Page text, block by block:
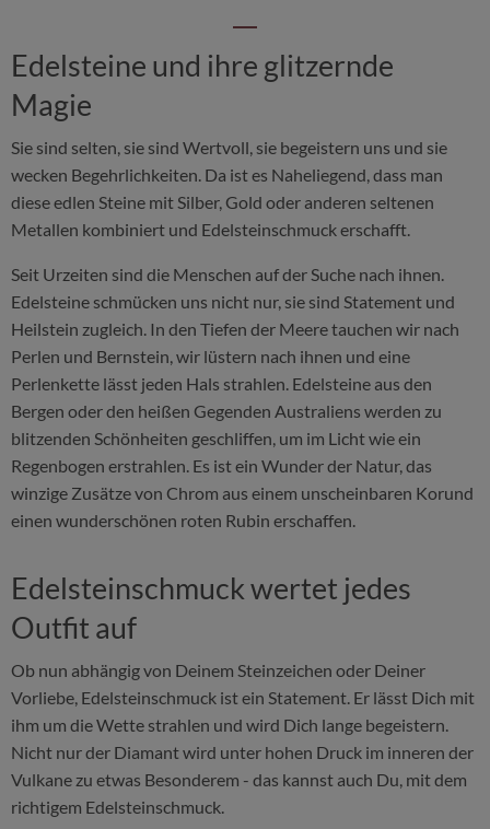
Edelsteine und ihre glitzernde
Magie
Sie sind selten, sie sind Wertvoll, sie begeistern uns und sie
wecken Begehrlichkeiten. Da ist es Naheliegend, dass man
diese edlen Steine mit Silber, Gold oder anderen seltenen
Metallen kombiniert und Edelsteinschmuck erschafft.
Seit Urzeiten sind die Menschen auf der Suche nach ihnen.
Edelsteine schmücken uns nicht nur, sie sind Statement und
Heilstein zugleich. In den Tiefen der Meere tauchen wir nach
Perlen und Bernstein, wir lüstern nach ihnen und eine
Perlenkette lässt jeden Hals strahlen. Edelsteine aus den
Bergen oder den heißen Gegenden Australiens werden zu
blitzenden Schönheiten geschliffen, um im Licht wie ein
Regenbogen erstrahlen. Es ist ein Wunder der Natur, das
winzige Zusätze von Chrom aus einem unscheinbaren Korund
einen wunderschönen roten Rubin erschaffen.
Edelsteinschmuck wertet jedes
Outfit auf
Ob nun abhängig von Deinem Steinzeichen oder Deiner
Vorliebe, Edelsteinschmuck ist ein Statement. Er lässt Dich mit
ihm um die Wette strahlen und wird Dich lange begeistern.
Nicht nur der Diamant wird unter hohen Druck im inneren der
Vulkane zu etwas Besonderem - das kannst auch Du, mit dem
richtigem Edelsteinschmuck.